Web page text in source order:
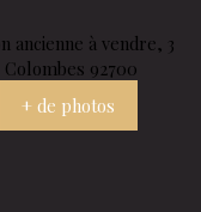
+ de photos